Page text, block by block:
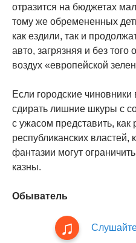
отразится на бюджетах
тому же обремененных
как ездили, так и
авто, загрязняя и без
воздух «европейской
Если городские
сдирать лишние шкуры с
с ужасом представить, как
республиканских властей,
фантазии могут
казны.
Обыватель